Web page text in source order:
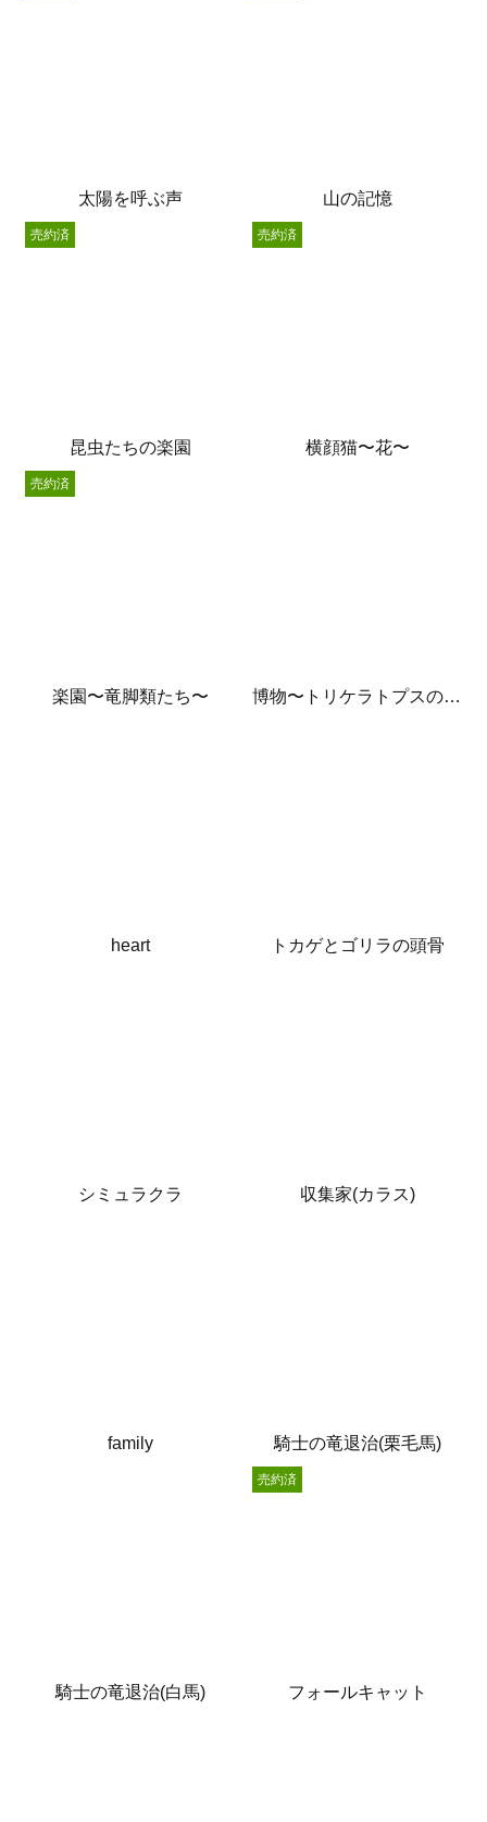
太陽を呼ぶ声 山の記憶
昆虫たちの楽園
売約済
横顔猫〜花〜
売約済
楽園〜竜脚類たち〜
売約済
博物〜トリケラトプスの骨〜
heart トカゲとゴリラの頭骨
シミュラクラ 収集家(カラス)
family 騎士の竜退治(栗毛馬)
騎士の竜退治(白馬) フォールキャット
売約済